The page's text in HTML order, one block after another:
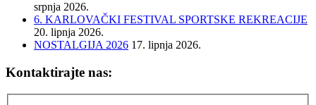
srpnja 2026.
6. KARLOVAČKI FESTIVAL SPORTSKE REKREACIJE
20. lipnja 2026.
NOSTALGIJA 2026 17. lipnja 2026.
Kontaktirajte nas: